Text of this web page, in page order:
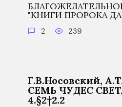
"КНИГИ ПРОРОКА
2 239
Г.В.Носовский,
СЕМЬ ЧУДЕС
4.§2†2.2